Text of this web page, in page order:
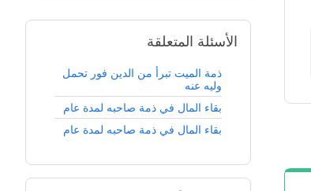
الأسئلة المتعلقة
ذمة الميت تبرأ من الدين فور تحمل
وليه عنه
بقاء المال في ذمة صاحبه لمدة عام
بقاء المال في ذمة صاحبه لمدة عام